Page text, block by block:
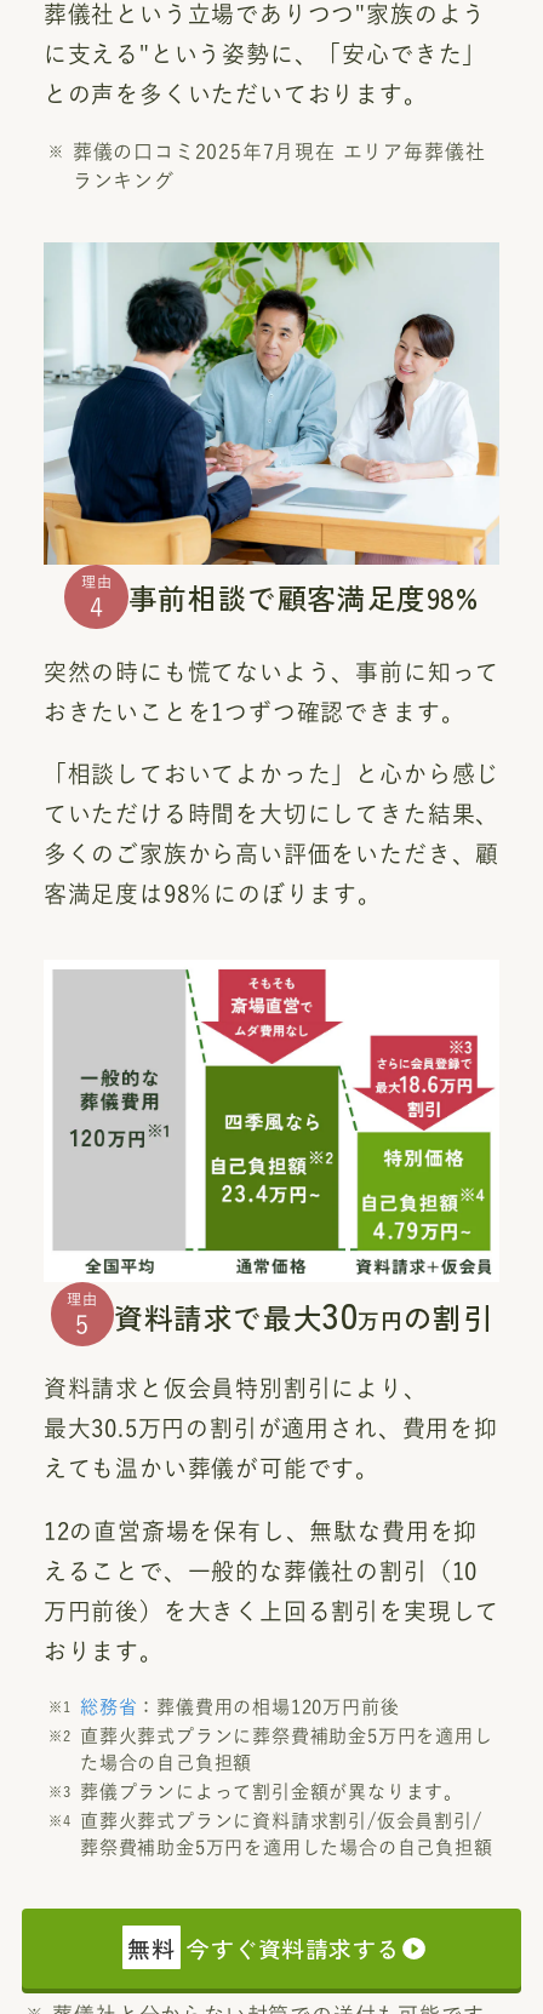
葬儀社という立場でありつつ"家族のよう
に支える"という姿勢に、「安心できた」
との声を多くいただいております。
葬儀の口コミ2025年7月現在 エリア毎葬儀社
ランキング
理由
4 事前相談で顧客満足度98%
突然の時にも慌てないよう、事前に知って
おきたいことを1つずつ確認できます。
「相談しておいてよかった」と心から感じ
ていただける時間を大切にしてきた結果、
多くのご家族から高い評価をいただき、顧
客満足度は98％にのぼります。
理由
5 資料請求で最大30万円 の割引
資料請求と仮会員特別割引により、
最大30.5万円の割引が適用され、費用を抑
えても温かい葬儀が可能です。
12の直営斎場を保有し、無駄な費用を抑
えることで、一般的な葬儀社の割引（10
万円前後）を大きく上回る割引を実現して
おります。
総務省 ：葬儀費用の相場120万円前後
直葬火葬式プランに葬祭費補助金5万円を適用し
た場合の自己負担額
葬儀プランによって割引金額が異なります。
直葬火葬式プランに資料請求割引/仮会員割引/
葬祭費補助金5万円を適用した場合の自己負担額
無料 今すぐ資料請求する